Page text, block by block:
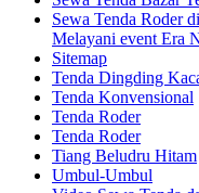
Sewa Tenda Roder
Melayani event Era
Sitemap
Tenda Dingding
Tenda Konvensional
Tenda Roder
Tenda Roder
Tiang Beludru Hitam
Umbul-Umbul